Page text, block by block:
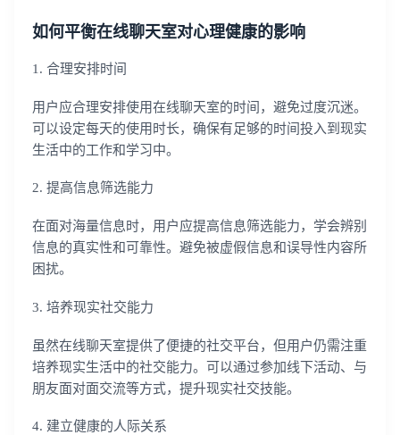
如何平衡在线聊天室对心理健康的影响
1. 合理安排时间
用户应合理安排使用在线聊天室的时间，避免过度沉迷。
可以设定每天的使用时长，确保有足够的时间投入到现实
生活中的工作和学习中。
2. 提高信息筛选能力
在面对海量信息时，用户应提高信息筛选能力，学会辨别
信息的真实性和可靠性。避免被虚假信息和误导性内容所
困扰。
3. 培养现实社交能力
虽然在线聊天室提供了便捷的社交平台，但用户仍需注重
培养现实生活中的社交能力。可以通过参加线下活动、与
朋友面对面交流等方式，提升现实社交技能。
4. 建立健康的人际关系